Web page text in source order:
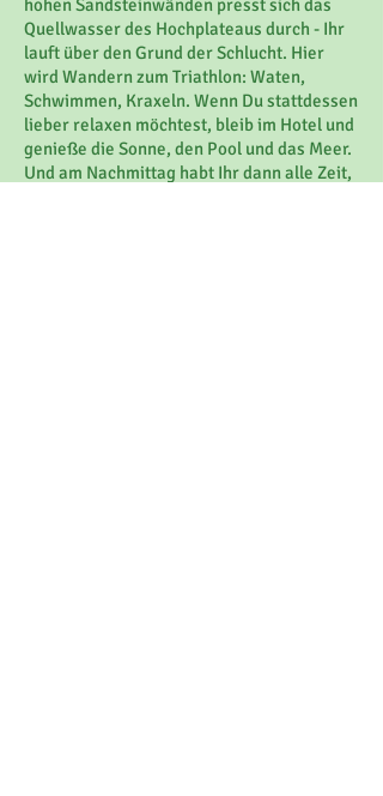
hohen Sandsteinwänden presst sich das
Quellwasser des Hochplateaus durch - Ihr
lauft über den Grund der Schlucht. Hier
wird Wandern zum Triathlon: Waten,
Schwimmen, Kraxeln. Wenn Du stattdessen
lieber relaxen möchtest, bleib im Hotel und
genieße die Sonne, den Pool und das Meer.
Und am Nachmittag habt Ihr dann alle Zeit,